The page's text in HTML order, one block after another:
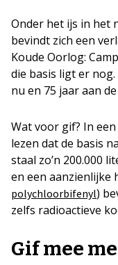
Onder het ijs in het
bevindt zich een
Koude Oorlog:
die basis ligt er
nu en 75 jaar aan
Wat voor gif? In
lezen dat de basis
staal zo’n 200.000
en een aanzienlijke
polychloorbifenyl)
zelfs radioactieve
Gif mee